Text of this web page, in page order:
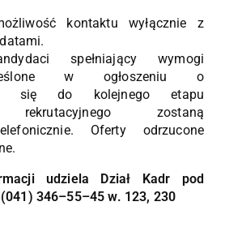
kontaktu wyłącznie z
spełniający wymogi
w ogłoszeniu o
się do kolejnego etapu
rekrutacyjnego zostaną
Oferty odrzucone
udziela Dział Kadr pod
346–55–45 w. 123, 230